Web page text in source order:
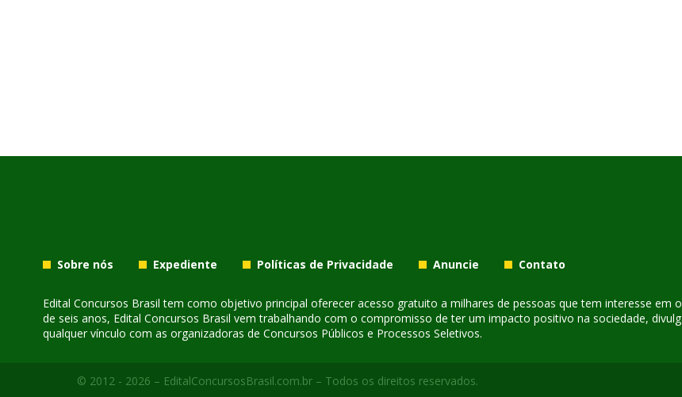
Sobre nós Expediente Políticas de Privacidade Anuncie Contato
Edital Concursos Brasil tem como objetivo principal oferecer acesso gratuito a milhares de pessoas que tem interesse em
de seis anos, Edital Concursos Brasil vem trabalhando com o compromisso de ter um impacto positivo na sociedade,
qualquer vínculo com as organizadoras de Concursos Públicos e Processos Seletivos.
© 2012 - 2026 – EditalConcursosBrasil.com.br – Todos os direitos reservados.